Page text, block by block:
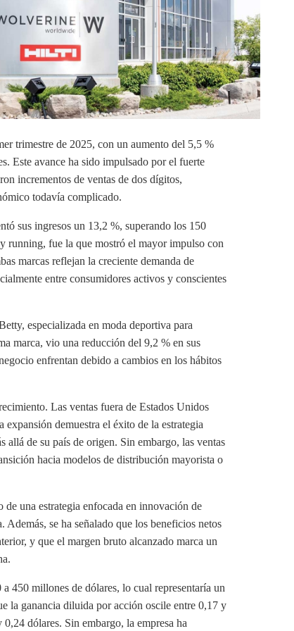
trimestre de 2025, con un aumento del 5,5 %
Este avance ha sido impulsado por el fuerte
incrementos de ventas de dos dígitos,
todavía complicado.
sus ingresos un 13,2 %, superando los 150
running, fue la que mostró el mayor impulso con
marcas reflejan la creciente demanda de
entre consumidores activos y conscientes
especializada en moda deportiva para
marca, vio una reducción del 9,2 % en sus
enfrentan debido a cambios en los hábitos
Las ventas fuera de Estados Unidos
demuestra el éxito de la estrategia
allá de su país de origen. Sin embargo, las ventas
hacia modelos de distribución mayorista o
una estrategia enfocada en innovación de
se ha señalado que los beneficios netos
y que el margen bruto alcanzado marca un
450 millones de dólares, lo cual representaría un
la ganancia diluida por acción oscile entre 0,17 y
dólares. Sin embargo, la empresa ha